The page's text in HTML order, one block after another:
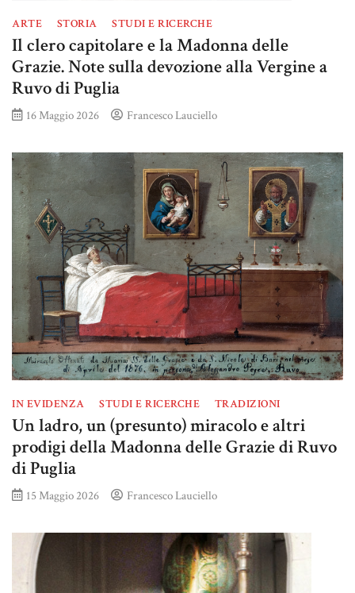
ARTE STORIA STUDI E RICERCHE
Il clero capitolare e la Madonna delle
Grazie. Note sulla devozione alla Vergine a
Ruvo di Puglia
16 Maggio 2026 Francesco Lauciello
IN EVIDENZA STUDI E RICERCHE TRADIZIONI
Un ladro, un (presunto) miracolo e altri
prodigi della Madonna delle Grazie di Ruvo
di Puglia
15 Maggio 2026 Francesco Lauciello